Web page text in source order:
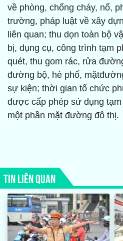
về phòng, chống cháy, nổ,
trường, pháp luật về xây
liên quan; thu dọn toàn bộ
bị, dụng cụ, công trình tạm
quét, thu gom rác, rửa
đường bộ, hè phố,
sự kiện; thời gian tổ chức
được cấp phép sử dụng
một phần mặt đường đô thị.
TIN LIÊN QUAN